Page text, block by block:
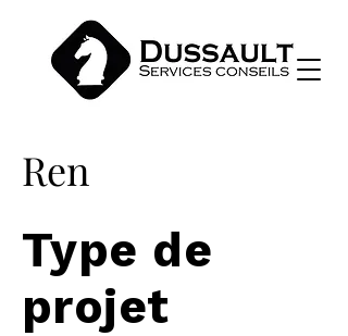
Ren
Type de
projet